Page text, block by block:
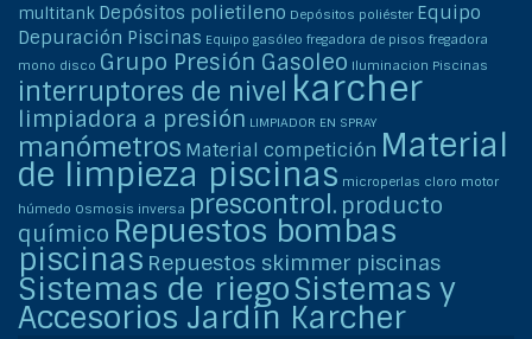
multitank Depósitos polietileno Depósitos poliéster Equipo
Depuración Piscinas Equipo gasóleo fregadora de pisos fregadora
mono disco Grupo Presión Gasoleo Iluminacion Piscinas
interruptores de nivel karcher
limpiadora a presión LIMPIADOR EN SPRAY
manómetros Material competición Material
de limpieza piscinas microperlas cloro motor
húmedo Osmosis inversa prescontrol. producto
químico Repuestos bombas
piscinas Repuestos skimmer piscinas
Sistemas de riegoSistemas y
Accesorios Jardín Karcher